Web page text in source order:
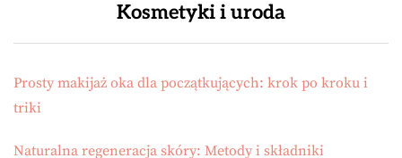
Kosmetyki i uroda
Prosty makijaż oka dla początkujących: krok po kroku i
triki
Naturalna regeneracja skóry: Metody i składniki